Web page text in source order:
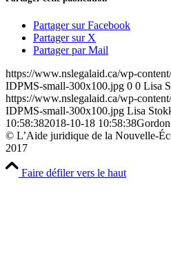
Partager sur Facebook
Partager sur X
Partager par Mail
https://www.nslegalaid.ca/wp-
IDPMS-small-300x100.jpg 0 0 Lisa
https://www.nslegalaid.ca/wp-
IDPMS-small-300x100.jpg Lisa
10:58:382018-10-18 10:58:38
© L’Aide juridique de la Nouvelle-
2017
Faire défiler vers le haut